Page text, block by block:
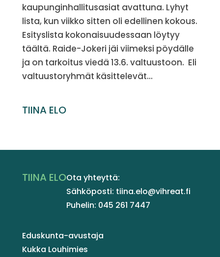
kaupunginhallitusasiat avattuna. Lyhyt
lista, kun viikko sitten oli edellinen kokous.
Esityslista kokonaisuudessaan löytyy
täältä. Raide-Jokeri jäi viimeksi pöydälle
ja on tarkoitus viedä 13.6. valtuustoon. Eli
valtuustoryhmät käsittelevät...
TIINA ELO
TIINA ELOOta yhteyttä:
Sähköposti: tiina.elo@vihreat.fi
Puhelin: 045 261 7447
Eduskunta-avustaja
Kukka Louhimies